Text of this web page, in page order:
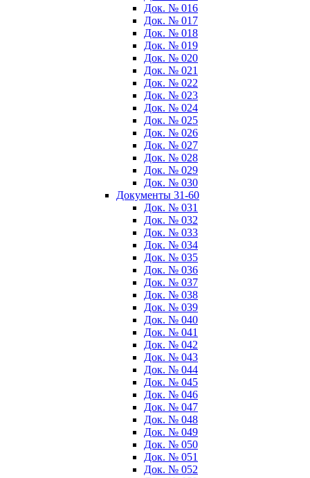
Док. № 016
Док. № 017
Док. № 018
Док. № 019
Док. № 020
Док. № 021
Док. № 022
Док. № 023
Док. № 024
Док. № 025
Док. № 026
Док. № 027
Док. № 028
Док. № 029
Док. № 030
Документы 31-60
Док. № 031
Док. № 032
Док. № 033
Док. № 034
Док. № 035
Док. № 036
Док. № 037
Док. № 038
Док. № 039
Док. № 040
Док. № 041
Док. № 042
Док. № 043
Док. № 044
Док. № 045
Док. № 046
Док. № 047
Док. № 048
Док. № 049
Док. № 050
Док. № 051
Док. № 052